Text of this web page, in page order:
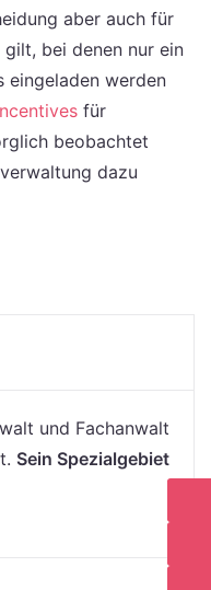
aber auch für
bei denen nur ein
eingeladen werden
für
beobachtet
dazu
und Fachanwalt
Sein Spezialgebiet